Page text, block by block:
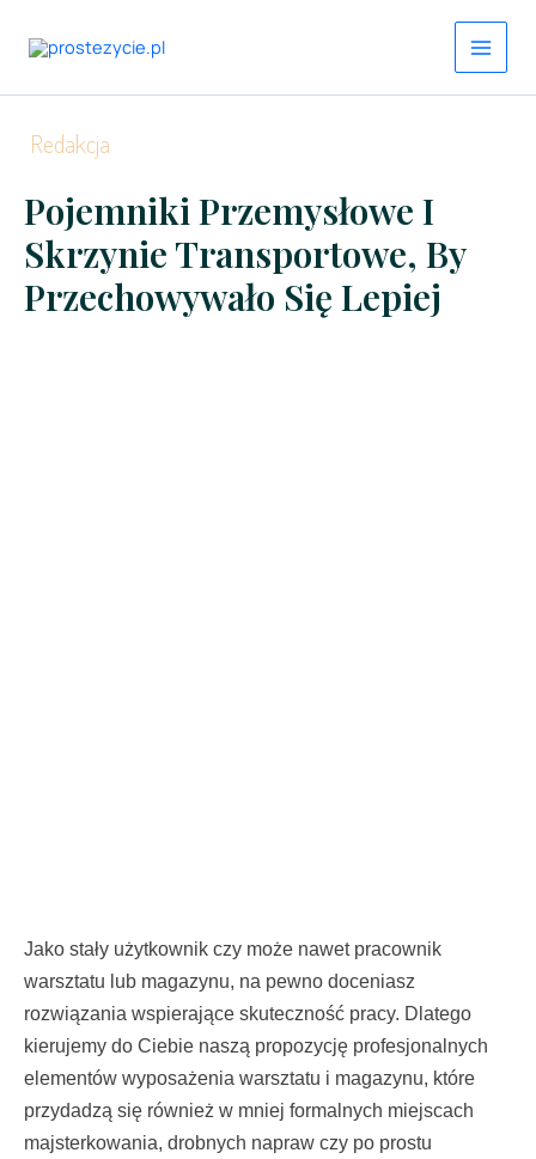
Redakcja
Pojemniki Przemysłowe I
Skrzynie Transportowe, By
Przechowywało Się Lepiej
Jako stały użytkownik czy może nawet pracownik
warsztatu lub magazynu, na pewno doceniasz
rozwiązania wspierające skuteczność pracy. Dlatego
kierujemy do Ciebie naszą propozycję profesjonalnych
elementów wyposażenia warsztatu i magazynu, które
przydadzą się również w mniej formalnych miejscach
majsterkowania, drobnych napraw czy po prostu